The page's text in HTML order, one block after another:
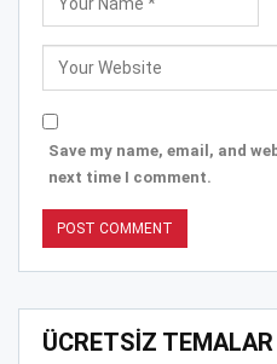
Save my name, email, and
next time I comment.
ÜCRETSİZ TEMALAR